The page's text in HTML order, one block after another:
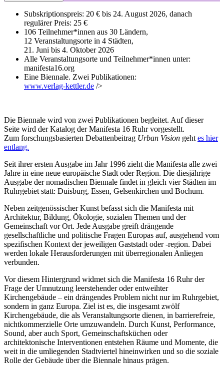
Subskriptionspreis: 20 € bis 24. August 2026, danach
regulärer Preis: 25 €
106 Teilnehmer*innen aus 30 Ländern,
12 Veranstaltungsorte in 4 Städten,
21. Juni bis 4. Oktober 2026
Alle Veranstaltungsorte und Teilnehmer*innen unter:
manifesta16.org
Eine Biennale. Zwei Publikationen:
www.verlag-kettler.de />
Die Biennale wird von zwei Publikationen begleitet. Auf dieser
Seite wird der Katalog der Manifesta 16 Ruhr vorgestellt.
Zum forschungsbasierten Debattenbeitrag Urban Vision geht es hier
entlang.
Seit ihrer ersten Ausgabe im Jahr 1996 zieht die Manifesta alle zwei
Jahre in eine neue europäische Stadt oder Region. Die diesjährige
Ausgabe der nomadischen Biennale findet in gleich vier Städten im
Ruhrgebiet statt: Duisburg, Essen, Gelsenkirchen und Bochum.
Neben zeitgenössischer Kunst befasst sich die Manifesta mit
Architektur, Bildung, Ökologie, sozialen Themen und der
Gemeinschaft vor Ort. Jede Ausgabe greift drängende
gesellschaftliche und politische Fragen Europas auf, ausgehend vom
spezifischen Kontext der jeweiligen Gaststadt oder -region. Dabei
werden lokale Herausforderungen mit überregionalen Anliegen
verbunden.
Vor diesem Hintergrund widmet sich die Manifesta 16 Ruhr der
Frage der Umnutzung leerstehender oder entweihter
Kirchengebäude – ein drängendes Problem nicht nur im Ruhrgebiet,
sondern in ganz Europa. Ziel ist es, die insgesamt zwölf
Kirchengebäude, die als Veranstaltungsorte dienen, in barrierefreie,
nichtkommerzielle Orte umzuwandeln. Durch Kunst, Performance,
Sound, aber auch Sport, Gemeinschaftsküchen oder
architektonische Interventionen entstehen Räume und Momente, die
weit in die umliegenden Stadtviertel hineinwirken und so die soziale
Rolle der Gebäude über die Biennale hinaus prägen.